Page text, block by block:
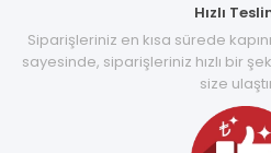
Hızlı
Siparişleriniz en kısa sürede
sayesinde, siparişleriniz hızlı bir
size